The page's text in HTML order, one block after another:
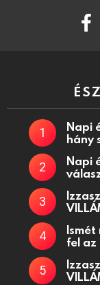
Napi
hány
Napi
Ismét
fel